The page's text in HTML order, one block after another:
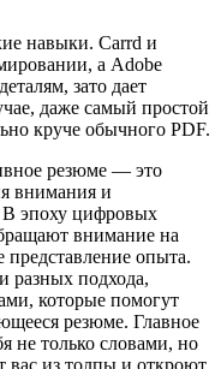
навыки. Carrd и
а Adobe
зато дает
даже самый простой
круче обычного PDF.
резюме — это
внимания и
В эпоху цифровых
внимание на
представление опыта.
разных подхода,
которые помогут
резюме. Главное
не только словами, но